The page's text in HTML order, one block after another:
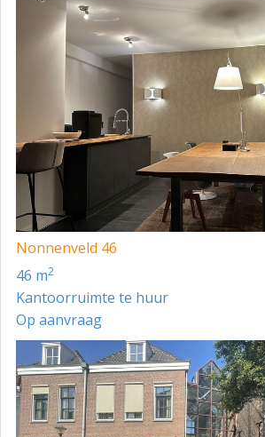
Nonnenveld 46
46 m2
Kantoorruimte te huur
Op aanvraag